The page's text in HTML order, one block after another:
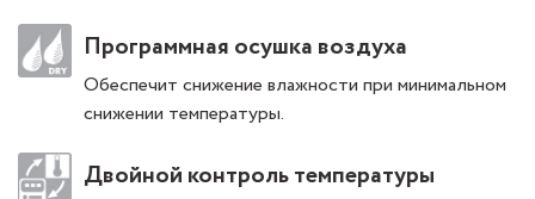
Программная осушка воздуха
Обеспечит снижение влажности при минимальном
снижении температуры.
Двойной контроль температуры